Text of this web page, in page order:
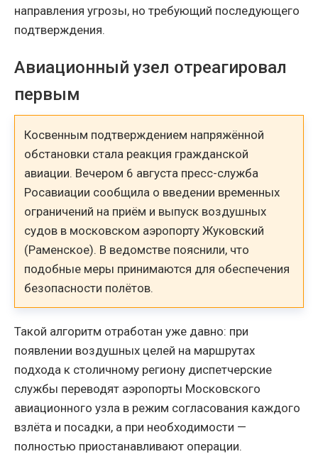
направления угрозы, но требующий последующего
подтверждения.
Авиационный узел отреагировал
первым
Косвенным подтверждением напряжённой
обстановки стала реакция гражданской
авиации. Вечером 6 августа пресс-служба
Росавиации сообщила о введении временных
ограничений на приём и выпуск воздушных
судов в московском аэропорту Жуковский
(Раменское). В ведомстве пояснили, что
подобные меры принимаются для обеспечения
безопасности полётов.
Такой алгоритм отработан уже давно: при
появлении воздушных целей на маршрутах
подхода к столичному региону диспетчерские
службы переводят аэропорты Московского
авиационного узла в режим согласования каждого
взлёта и посадки, а при необходимости —
полностью приостанавливают операции.